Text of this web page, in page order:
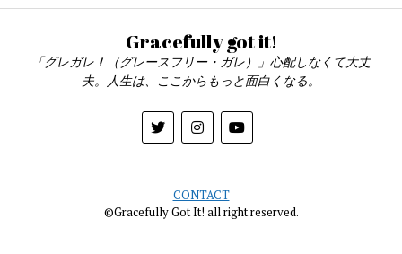
Gracefully got it!
「グレガレ！（グレースフリー・ガレ）」心配しなくて大丈
夫。人生は、ここからもっと面白くなる。
CONTACT
©Gracefully Got It! all right reserved.